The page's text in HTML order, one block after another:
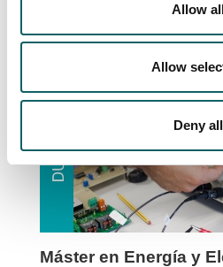
Allow
Allow
Deny all
Máster en Ingeniería
Máster en Energía y